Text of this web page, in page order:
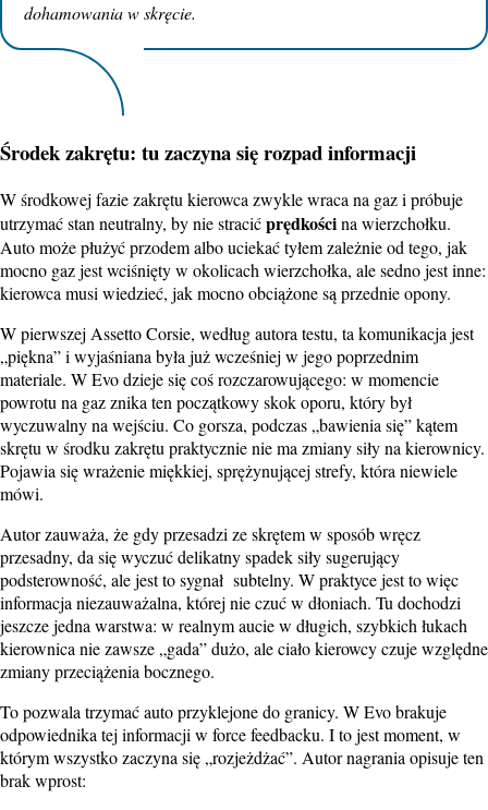
dohamowania w skręcie.
Środek zakrętu: tu zaczyna się rozpad informacji
W środkowej fazie zakrętu kierowca zwykle wraca na gaz i próbuje
utrzymać stan neutralny, by nie stracićprędkościna wierzchołku.
Auto może płużyć przodem albo uciekać tyłem zależnie od tego, jak
mocno gaz jest wciśnięty w okolicach wierzchołka, ale sedno jest inne:
kierowca musi wiedzieć, jak mocno obciążone są przednie opony.
W pierwszej Assetto Corsie, według autora testu, ta komunikacja jest
„piękna” i wyjaśniana była już wcześniej w jego poprzednim
materiale. W Evo dzieje się coś rozczarowującego: w momencie
powrotu na gaz znika ten początkowy skok oporu, który był
wyczuwalny na wejściu. Co gorsza, podczas „bawienia się” kątem
skrętu w środku zakrętu praktycznie nie ma zmiany siły na kierownicy.
Pojawia się wrażenie miękkiej, sprężynującej strefy, która niewiele
mówi.
Autor zauważa, że gdy przesadzi ze skrętem w sposób wręcz
przesadny, da się wyczuć delikatny spadek siły sugerujący
podsterowność, ale jest to sygnał subtelny. W praktyce jest to więc
informacja niezauważalna, której nie czuć w dłoniach. Tu dochodzi
jeszcze jedna warstwa: w realnym aucie w długich, szybkich łukach
kierownica nie zawsze „gada” dużo, ale ciało kierowcy czuje względne
zmiany przeciążenia bocznego.
To pozwala trzymać auto przyklejone do granicy. W Evo brakuje
odpowiednika tej informacji w force feedbacku. I to jest moment, w
którym wszystko zaczyna się „rozjeżdżać”. Autor nagrania opisuje ten
brak wprost: